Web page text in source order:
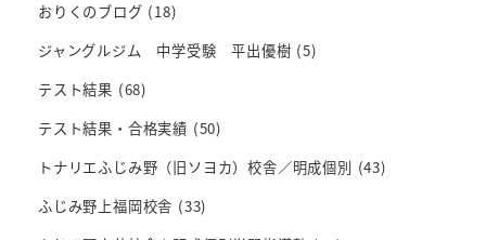
おりくのブログ (18)
ジャングルジム 中学受験 平出優樹 (5)
テスト結果 (68)
テスト結果・合格実績 (50)
トナリエふじみ野（旧ソヨカ）校舎／明成個別 (43)
ふじみ野上福岡校舎 (33)